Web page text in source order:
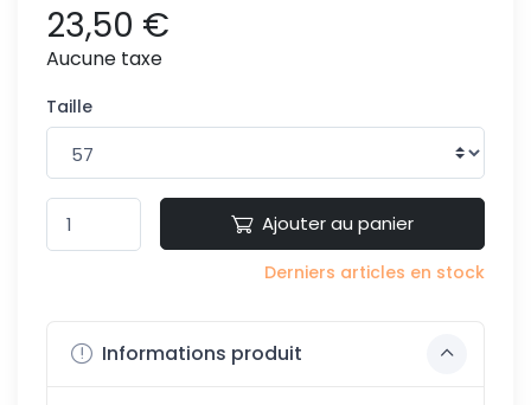
23,50 €
Aucune taxe
Taille
Ajouter au panier
Derniers articles en stock
Informations produit